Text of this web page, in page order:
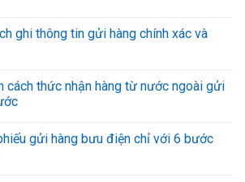
ghi thông tin gửi hàng chính xác và
cách thức nhận hàng từ nước ngoài gửi
gửi hàng bưu điện chỉ với 6 bước